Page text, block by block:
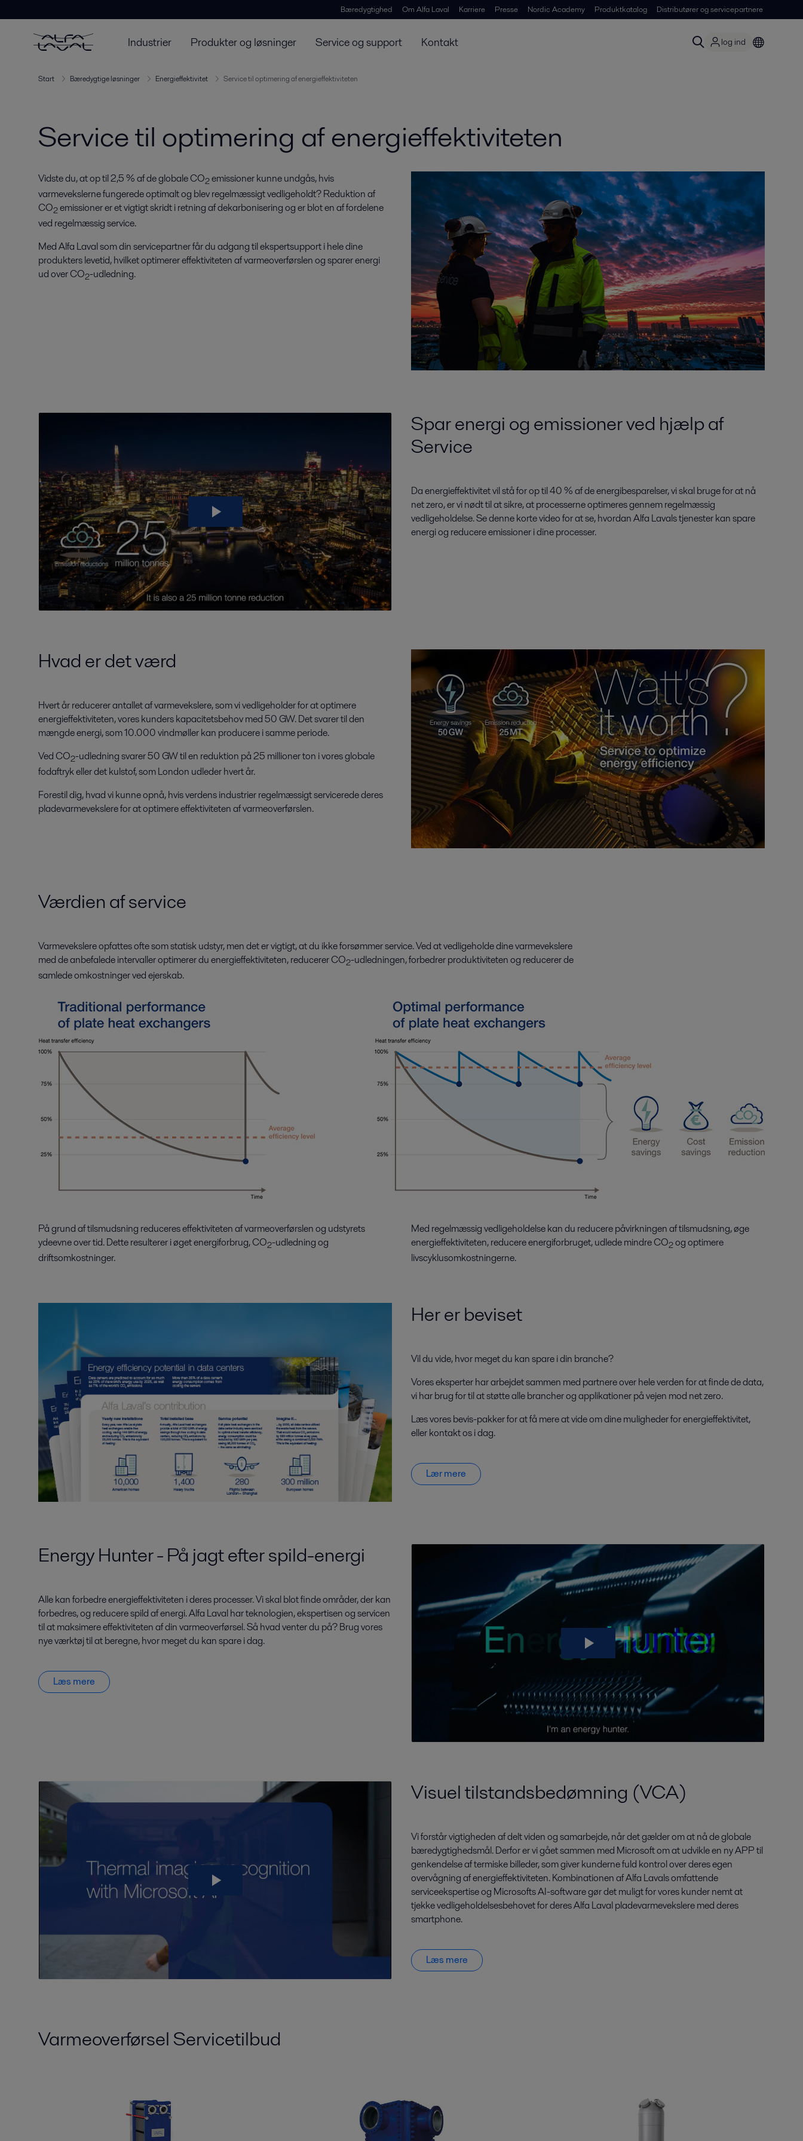
Bæredygtighed Om Alfa Laval Karriere Presse Nordic Academy Produktkatalog Distributører og servicepartnere
Industrier Produkter og løsninger Service og support Kontakt log ind
Start Bæredygtige løsninger Energieffektivitet Service til optimering af energieffektiviteten
Service til optimering af energieffektiviteten
Vidste du, at op til 2,5 % af de globale CO2emissioner kunne undgås, hvis
varmevekslerne fungerede optimalt og blev regelmæssigt vedligeholdt? Reduktion af
CO2emissioner er et vigtigt skridt i retning af dekarbonisering og er blot en af fordelene
ved regelmæssig service.
Med Alfa Laval som din servicepartner får du adgang til ekspertsupport i hele dine
produkters levetid, hvilket optimerer effektiviteten af varmeoverførslen og sparer energi
ud over CO2-udledning.
Spar energi og emissioner ved hjælp af
Service
Da energieffektivitet vil stå for op til 40 % af de energibesparelser, vi skal bruge for at nå
net zero, er vi nødt til at sikre, at processerne optimeres gennem regelmæssig
vedligeholdelse. Se denne korte video for at se, hvordan Alfa Lavals tjenester kan spare
energi og reducere emissioner i dine processer.
Hvad er det værd
Hvert år reducerer antallet af varmevekslere, som vi vedligeholder for at optimere
energieffektiviteten, vores kunders kapacitetsbehov med 50 GW. Det svarer til den
mængde energi, som 10.000 vindmøller kan producere i samme periode.
Ved CO2-udledning svarer 50 GW til en reduktion på 25 millioner ton i vores globale
fodaftryk eller det kulstof, som London udleder hvert år.
Forestil dig, hvad vi kunne opnå, hvis verdens industrier regelmæssigt servicerede deres
pladevarmevekslere for at optimere effektiviteten af varmeoverførslen.
Værdien af service
Varmevekslere opfattes ofte som statisk udstyr, men det er vigtigt, at du ikke forsømmer service. Ved at vedligeholde dine varmevekslere
med de anbefalede intervaller optimerer du energieffektiviteten, reducerer CO2-udledningen, forbedrer produktiviteten og reducerer de
samlede omkostninger ved ejerskab.
På grund af tilsmudsning reduceres effektiviteten af varmeoverførslen og udstyrets
ydeevne over tid. Dette resulterer i øget energiforbrug, CO2-udledning og
driftsomkostninger.
Med regelmæssig vedligeholdelse kan du reducere påvirkningen af tilsmudsning, øge
energieffektiviteten, reducere energiforbruget, udlede mindre CO2og optimere
livscyklusomkostningerne.
Her er beviset
Vil du vide, hvor meget du kan spare i din branche?
Vores eksperter har arbejdet sammen med partnere over hele verden for at finde de data,
vi har brug for til at støtte alle brancher og applikationer på vejen mod net zero.
Læs vores bevis-pakker for at få mere at vide om dine muligheder for energieffektivitet,
eller kontakt os i dag.
Lær mere
Energy Hunter - På jagt efter spild-energi
Alle kan forbedre energieffektiviteten i deres processer. Vi skal blot finde områder, der kan
forbedres, og reducere spild af energi. Alfa Laval har teknologien, ekspertisen og servicen
til at maksimere effektiviteten af din varmeoverførsel. Så hvad venter du på? Brug vores
nye værktøj til at beregne, hvor meget du kan spare i dag.
Læs mere
Visuel tilstandsbedømning (VCA)
Vi forstår vigtigheden af delt viden og samarbejde, når det gælder om at nå de globale
bæredygtighedsmål. Derfor er vi gået sammen med Microsoft om at udvikle en ny APP til
genkendelse af termiske billeder, som giver kunderne fuld kontrol over deres egen
overvågning af energieffektiviteten. Kombinationen af Alfa Lavals omfattende
serviceekspertise og Microsofts AI-software gør det muligt for vores kunder nemt at
tjekke vedligeholdelsesbehovet for deres Alfa Laval pladevarmevekslere med deres
smartphone.
Læs mere
Varmeoverførsel Servicetilbud